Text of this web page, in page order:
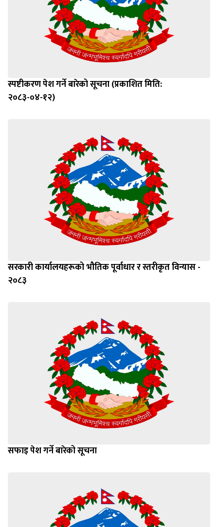
स्पष्टीकरण पेश गर्ने बारेको सूचना (प्रकाशित मिति:
२०८३-०४-१२)
सरकारी कार्यालयहरूको भौतिक पूर्वाधार र स्तरीकृत विन्यास -
२०८३
सफाइ पेश गर्ने बारेको सूचना